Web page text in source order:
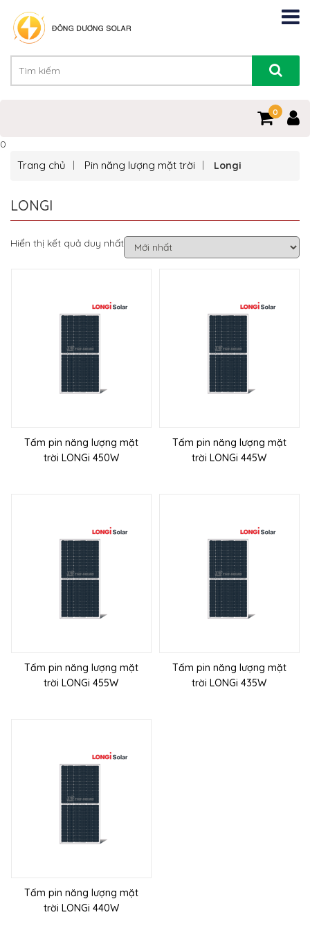
0
0
Trang chủ Pin năng lượng mặt trời Longi
LONGI
Hiển thị kết quả duy nhất
Tấm pin năng lượng mặt
trời LONGi 450W
Tấm pin năng lượng mặt
trời LONGi 445W
Tấm pin năng lượng mặt
trời LONGi 455W
Tấm pin năng lượng mặt
trời LONGi 435W
Tấm pin năng lượng mặt
trời LONGi 440W